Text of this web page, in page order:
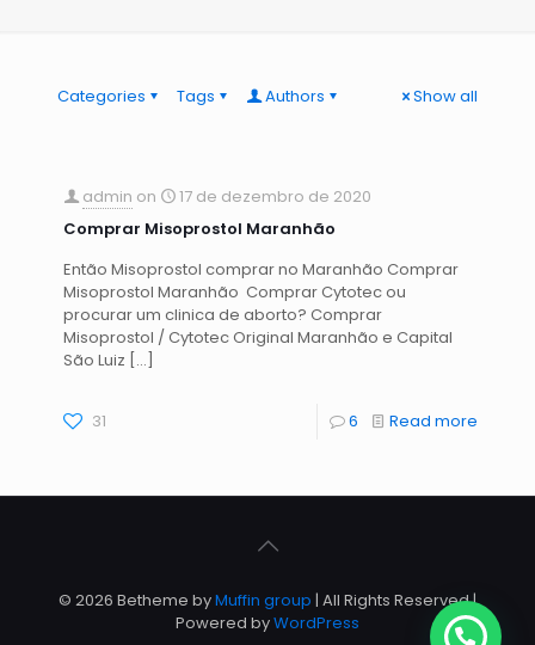
Categories Tags Authors Show all
admin on
17 de dezembro de 2020
Comprar Misoprostol Maranhão
Então Misoprostol comprar no Maranhão Comprar
Misoprostol Maranhão Comprar Cytotec ou
procurar um clinica de aborto? Comprar
Misoprostol / Cytotec Original Maranhão e Capital
São Luiz […]
31 6 Read more
© 2026 Betheme byMuffin group | All Rights Reserved |
Powered byWordPress